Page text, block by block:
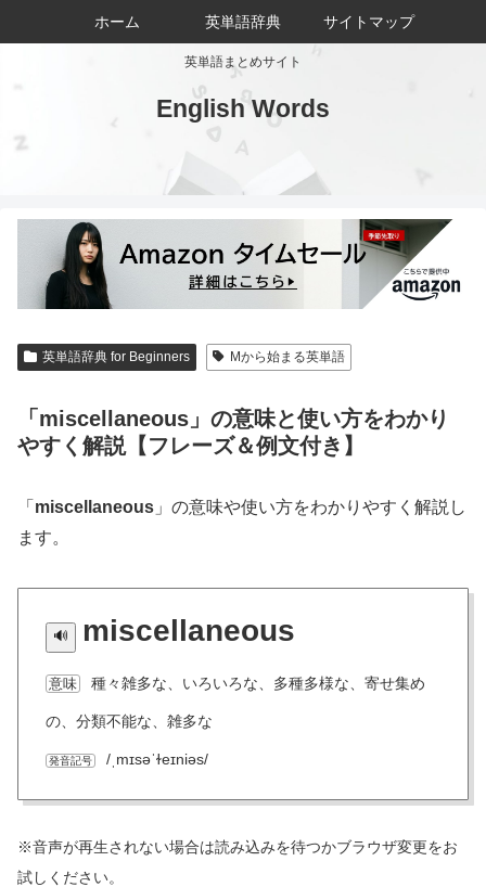
英単語まとめサイト
English Words
ホーム 英単語辞典 サイトマップ
英単語辞典 for Beginners Mから始まる英単語
「miscellaneous」の意味と使い方をわかり
やすく解説【フレーズ＆例文付き】
「 miscellaneous 」の意味や使い方をわかりやすく解説し
ます。
miscellaneous
意味 種々雑多な、いろいろな、多種多様な、寄せ集め
の、分類不能な、雑多な
発音記号 /ˌmɪsəˈɫeɪniəs/
※音声が再生されない場合は読み込みを待つかブラウザ変更をお
試しください。